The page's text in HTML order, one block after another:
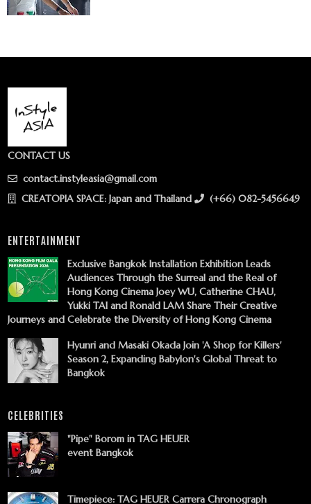
CONTACT US
contact.instyleasia@gmail.com
CREATOPIA SPACE: Japan and Thailand
(+66) 082-5456649
ENTERTAINMENT
Exclusive Bangkok Installation Exhibition Leads
Audiences Through the Surreal and the Real of
Hong Kong Cinema Joey WU, Catherine CHAU,
Yukki TAI and Ronald LAM Share Their Creative
Journeys and Celebrate the Diversity of Hong Kong Cinema
Hyunri and Masaki Okada Join 'A Shop for Killers'
Season 2, Expanding Babylon's Global Threat to
Bangkok
CELEBRITIES
"Pipe" Borom in TAG HEUER
event Bangkok
Timepiece: TAG HEUER Carrera Chronograph